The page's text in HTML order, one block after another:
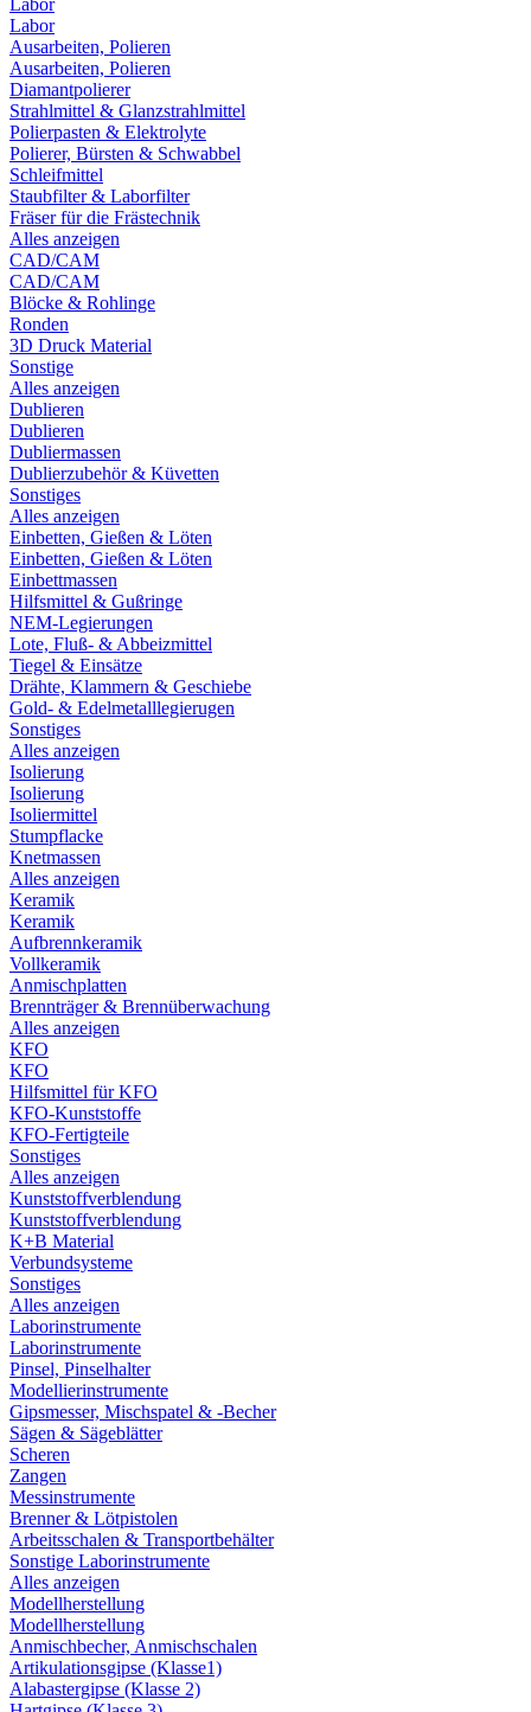
Labor
Labor
Ausarbeiten, Polieren
Ausarbeiten, Polieren
Diamantpolierer
Strahlmittel & Glanzstrahlmittel
Polierpasten & Elektrolyte
Polierer, Bürsten & Schwabbel
Schleifmittel
Staubfilter & Laborfilter
Fräser für die Frästechnik
Alles anzeigen
CAD/CAM
CAD/CAM
Blöcke & Rohlinge
Ronden
3D Druck Material
Sonstige
Alles anzeigen
Dublieren
Dublieren
Dubliermassen
Dublierzubehör & Küvetten
Sonstiges
Alles anzeigen
Einbetten, Gießen & Löten
Einbetten, Gießen & Löten
Einbettmassen
Hilfsmittel & Gußringe
NEM-Legierungen
Lote, Fluß- & Abbeizmittel
Tiegel & Einsätze
Drähte, Klammern & Geschiebe
Gold- & Edelmetalllegierugen
Sonstiges
Alles anzeigen
Isolierung
Isolierung
Isoliermittel
Stumpflacke
Knetmassen
Alles anzeigen
Keramik
Keramik
Aufbrennkeramik
Vollkeramik
Anmischplatten
Brennträger & Brennüberwachung
Alles anzeigen
KFO
KFO
Hilfsmittel für KFO
KFO-Kunststoffe
KFO-Fertigteile
Sonstiges
Alles anzeigen
Kunststoffverblendung
Kunststoffverblendung
K+B Material
Verbundsysteme
Sonstiges
Alles anzeigen
Laborinstrumente
Laborinstrumente
Pinsel, Pinselhalter
Modellierinstrumente
Gipsmesser, Mischspatel & -Becher
Sägen & Sägeblätter
Scheren
Zangen
Messinstrumente
Brenner & Lötpistolen
Arbeitsschalen & Transportbehälter
Sonstige Laborinstrumente
Alles anzeigen
Modellherstellung
Modellherstellung
Anmischbecher, Anmischschalen
Artikulationsgipse (Klasse1)
Alabastergipse (Klasse 2)